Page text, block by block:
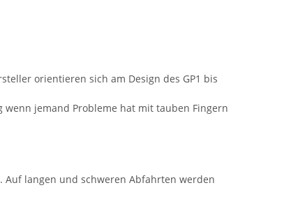
orientieren sich am Design des GP1 bis
jemand Probleme hat mit tauben Fingern
langen und schweren Abfahrten werden